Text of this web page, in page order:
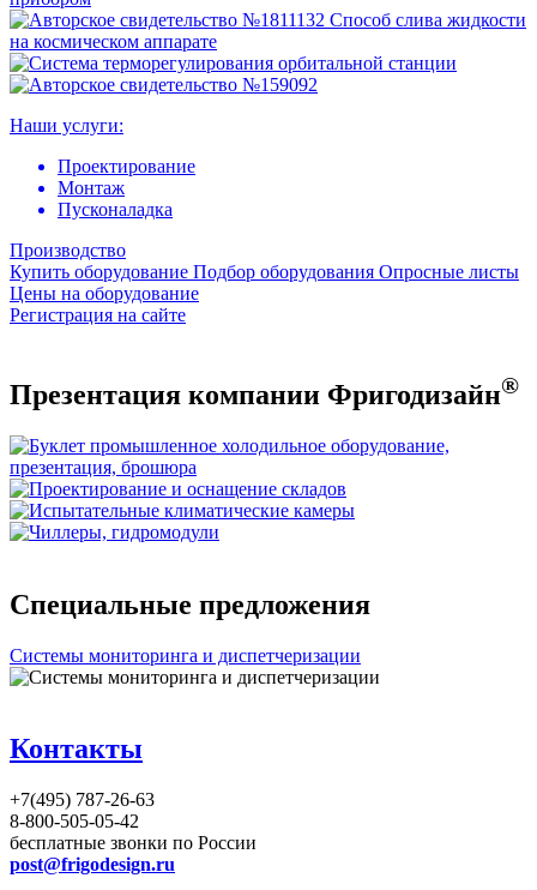
Наши услуги:
Проектирование
Монтаж
Пусконаладка
Производство
Купить оборудование Подбор оборудования Опросные листы
Цены на оборудование
Регистрация на сайте
Презентация компании Фригодизайн®
Специальные предложения
Системы мониторинга и диспетчеризации
Контакты
+7(495) 787-26-63
8-800-505-05-42
бесплатные звонки по России
post@frigodesign.ru